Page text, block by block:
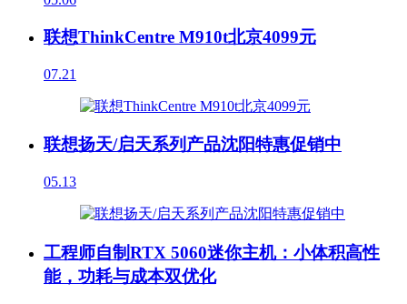
联想ThinkCentre M910t北京4099元
07.21
联想扬天/启天系列产品沈阳特惠促销中
05.13
工程师自制RTX 5060迷你主机：小体积高性
能，功耗与成本双优化